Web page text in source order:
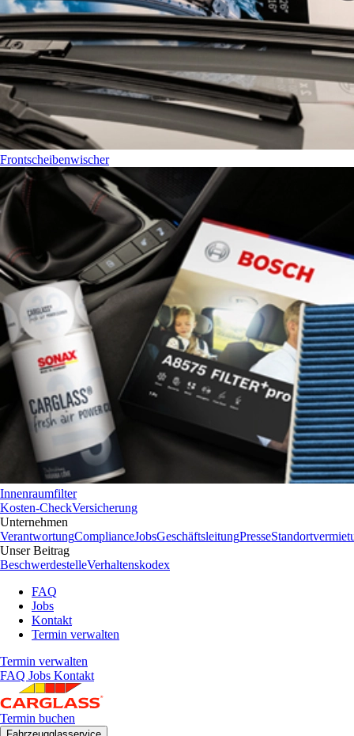
Frontscheibenwischer
Innenraumfilter
Kosten-CheckVersicherung
Unternehmen
VerantwortungComplianceJobsGeschäftsleitungPresse
Unser Beitrag
BeschwerdestelleVerhaltenskodex
FAQ
Jobs
Kontakt
Termin verwalten
Termin verwalten
FAQ Jobs Kontakt
Termin buchen